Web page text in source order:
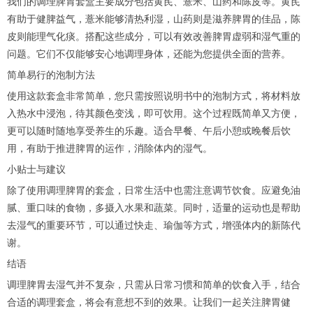
有助于健脾益气，薏米能够清热利湿，山药则是滋养脾胃的佳品，陈
皮则能理气化痰。搭配这些成分，可以有效改善脾胃虚弱和湿气重的
问题。它们不仅能够安心地调理身体，还能为您提供全面的营养。
简单易行的泡制方法
使用这款套盒非常简单，您只需按照说明书中的泡制方式，将材料放
入热水中浸泡，待其颜色变浅，即可饮用。这个过程既简单又方便，
更可以随时随地享受养生的乐趣。适合早餐、午后小憩或晚餐后饮
用，有助于推进脾胃的运作，消除体内的湿气。
小贴士与建议
除了使用调理脾胃的套盒，日常生活中也需注意调节饮食。应避免油
腻、重口味的食物，多摄入水果和蔬菜。同时，适量的运动也是帮助
去湿气的重要环节，可以通过快走、瑜伽等方式，增强体内的新陈代
谢。
结语
调理脾胃去湿气并不复杂，只需从日常习惯和简单的饮食入手，结合
合适的调理套盒，将会有意想不到的效果。让我们一起关注脾胃健